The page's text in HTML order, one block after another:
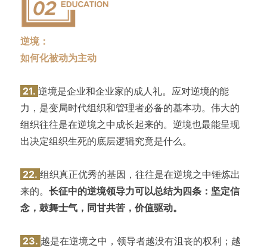
逆境：
如何化被动为主动
21. 逆境是企业和企业家的成人礼。应对逆境的能
力，是变局时代组织和管理者必备的基本功。伟大的
组织往往是在逆境之中成长起来的。逆境也最能呈现
出决定组织生死的底层逻辑究竟是什么。
22. 组织真正优秀的基因，往往是在逆境之中锤炼出
来的。 长征中的逆境领导力可以总结为四条：坚定信
念，鼓舞士气，同甘共苦，价值驱动。
23. 越是在逆境之中，领导者越没有沮丧的权利；越